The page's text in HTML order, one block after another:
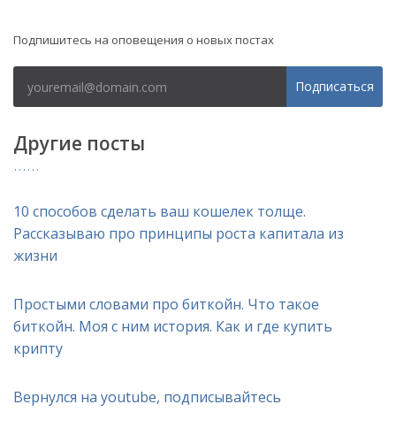
Подпишитесь на оповещения о новых постах
Подписаться
Другие посты
10 способов сделать ваш кошелек толще.
Рассказываю про принципы роста капитала из
жизни
Простыми словами про биткойн. Что такое
биткойн. Моя с ним история. Как и где купить
крипту
Вернулся на youtube, подписывайтесь